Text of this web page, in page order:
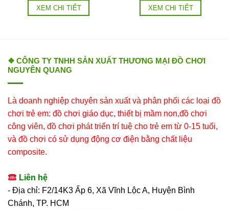
XEM CHI TIẾT XEM CHI TIẾT
❖ CÔNG TY TNHH SẢN XUẤT THƯƠNG MẠI ĐỒ CHƠI
NGUYÊN QUANG
Là doanh nghiệp chuyên sản xuất và phân phối các loại đồ
chơi trẻ em: đồ chơi giáo dục, thiết bị mầm non,đồ chơi
công viên, đồ chơi phát triển trí tuệ cho trẻ em từ 0-15 tuổi,
và đồ chơi có sử dụng động cơ điện bằng chất liệu
composite.
Liên hệ
- Địa chỉ: F2/14K3 Ấp 6, Xã Vĩnh Lộc A, Huyện Bình
Chánh, TP. HCM